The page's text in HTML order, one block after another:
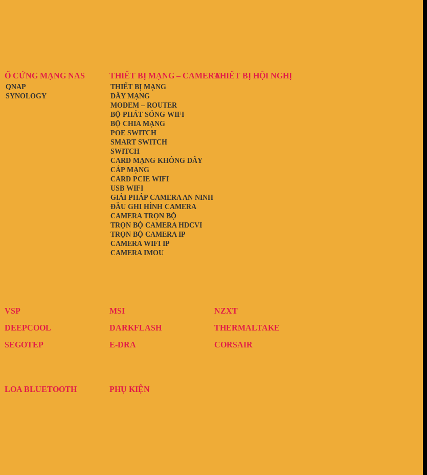
Ổ CỨNG MẠNG NAS
SYNOLOGY
QNAP
THIẾT BỊ MẠNG – CAMERA
GIẢI PHÁP CAMERA AN NINH
CAMERA WIFI IP
CAMERA IMOU
CAMERA TRỌN BỘ
TRỌN BỘ CAMERA IP
TRỌN BỘ CAMERA HDCVI
ĐẦU GHI HÌNH CAMERA
THIẾT BỊ MẠNG
CARD MẠNG KHÔNG DÂY
USB WIFI
CARD PCIE WIFI
CÁP MẠNG
BỘ CHIA MẠNG
SWITCH
SMART SWITCH
POE SWITCH
BỘ PHÁT SÓNG WIFI
MODEM – ROUTER
DÂY MẠNG
THIẾT BỊ HỘI NGHỊ
VSP MSI
NZXT
DEEPCOOL DARKFLASH
THERMALTAKE
SEGOTEP E-DRA CORSAIR
LOA BLUETOOTH PHỤ KIỆN